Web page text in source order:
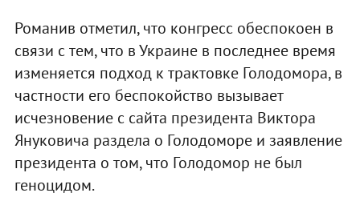
Романив отметил, что конгресс обеспокоен в
связи с тем, что в Украине в последнее время
изменяется подход к трактовке Голодомора, в
частности его беспокойство вызывает
исчезновение с сайта президента Виктора
Януковича раздела о Голодоморе и заявление
президента о том, что Голодомор не был
геноцидом.